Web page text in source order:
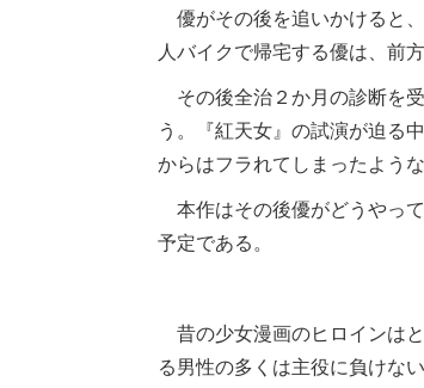
優がその後を追いかけると
人バイクで帰宅する優は、前
その後全治２か月の診断を
う。『紅天女』の試演が迫る
からはフラれてしまったような
本作はその後優がどうやっ
予定である。
昔の少女漫画のヒロインは
る男性の多くは主役に負けな